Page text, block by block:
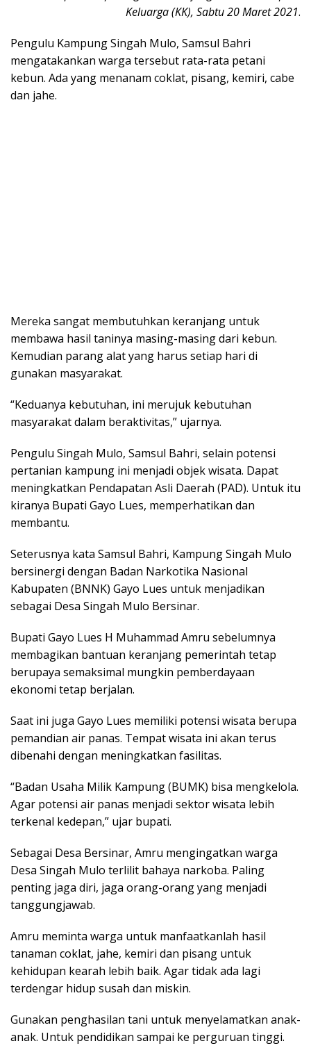
Keluarga (KK), Sabtu 20 Maret 2021.
Pengulu Kampung Singah Mulo, Samsul Bahri
mengatakankan warga tersebut rata-rata petani
kebun. Ada yang menanam coklat, pisang, kemiri, cabe
dan jahe.
Mereka sangat membutuhkan keranjang untuk
membawa hasil taninya masing-masing dari kebun.
Kemudian parang alat yang harus setiap hari di
gunakan masyarakat.
“Keduanya kebutuhan, ini merujuk kebutuhan
masyarakat dalam beraktivitas,” ujarnya.
Pengulu Singah Mulo, Samsul Bahri, selain potensi
pertanian kampung ini menjadi objek wisata. Dapat
meningkatkan Pendapatan Asli Daerah (PAD). Untuk itu
kiranya Bupati Gayo Lues, memperhatikan dan
membantu.
Seterusnya kata Samsul Bahri, Kampung Singah Mulo
bersinergi dengan Badan Narkotika Nasional
Kabupaten (BNNK) Gayo Lues untuk menjadikan
sebagai Desa Singah Mulo Bersinar.
Bupati Gayo Lues H Muhammad Amru sebelumnya
membagikan bantuan keranjang pemerintah tetap
berupaya semaksimal mungkin pemberdayaan
ekonomi tetap berjalan.
Saat ini juga Gayo Lues memiliki potensi wisata berupa
pemandian air panas. Tempat wisata ini akan terus
dibenahi dengan meningkatkan fasilitas.
“Badan Usaha Milik Kampung (BUMK) bisa mengkelola.
Agar potensi air panas menjadi sektor wisata lebih
terkenal kedepan,” ujar bupati.
Sebagai Desa Bersinar, Amru mengingatkan warga
Desa Singah Mulo terlilit bahaya narkoba. Paling
penting jaga diri, jaga orang-orang yang menjadi
tanggungjawab.
Amru meminta warga untuk manfaatkanlah hasil
tanaman coklat, jahe, kemiri dan pisang untuk
kehidupan kearah lebih baik. Agar tidak ada lagi
terdengar hidup susah dan miskin.
Gunakan penghasilan tani untuk menyelamatkan anak-
anak. Untuk pendidikan sampai ke perguruan tinggi.